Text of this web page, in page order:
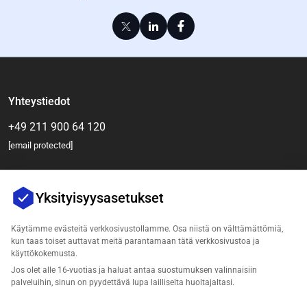
Yhteystiedot
+49 211 900 64 120
[email protected]
Yritys
Yksityisyysasetukset
Käytämme evästeitä verkkosivustollamme. Osa niistä on välttämättömiä,
kun taas toiset auttavat meitä parantamaan tätä verkkosivustoa ja
käyttökokemusta.
Jos olet alle 16-vuotias ja haluat antaa suostumuksen valinnaisiin
palveluihin, sinun on pyydettävä lupa lailliselta huoltajaltasi.